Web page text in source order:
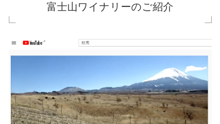
富士山ワイナリーのご紹介